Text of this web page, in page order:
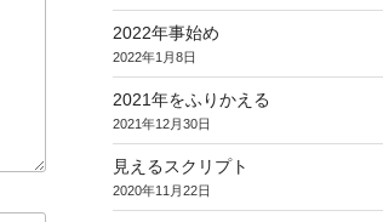
2022年事始め
2022年1月8日
2021年をふりかえる
2021年12月30日
見えるスクリプト
2020年11月22日